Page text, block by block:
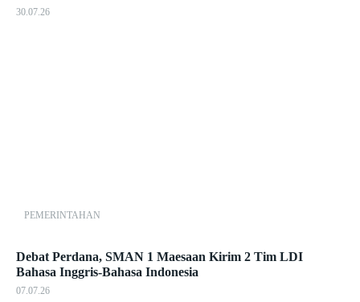
30.07.26
PEMERINTAHAN
Debat Perdana, SMAN 1 Maesaan Kirim 2 Tim LDI
Bahasa Inggris-Bahasa Indonesia
07.07.26